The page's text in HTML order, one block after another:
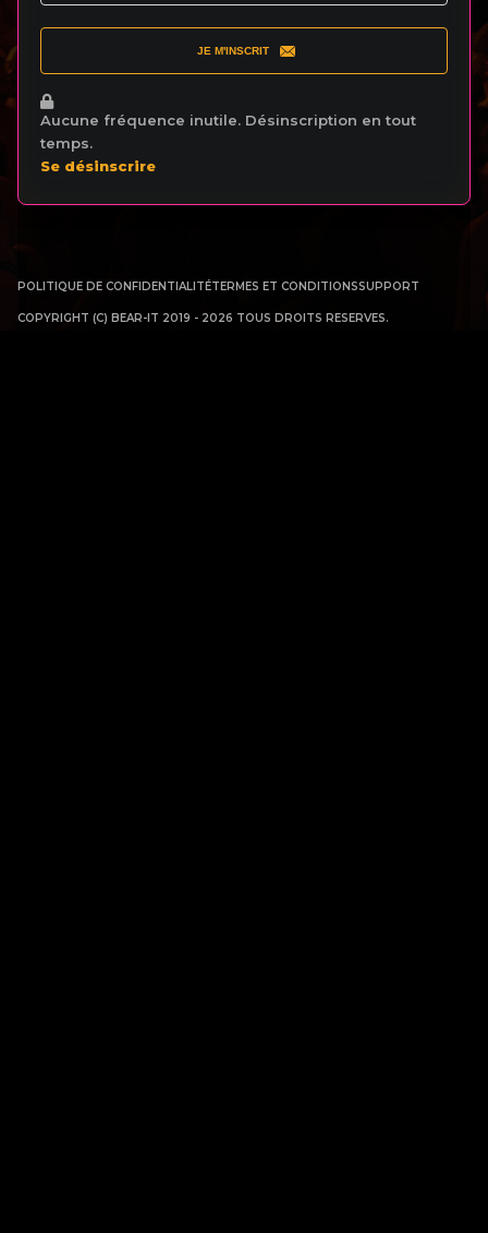
JE M'INSCRIT
Aucune fréquence inutile. Désinscription en tout
temps.
Se désinscrire
POLITIQUE DE CONFIDENTIALITÉTERMES ET CONDITIONSSUPPORT
COPYRIGHT (C) BEAR-IT 2019 - 2026 TOUS DROITS RESERVES.